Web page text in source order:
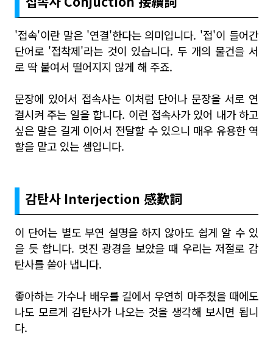
'접속'이란 말은 '연결'한다는 의미입니다. '접'이 들어간
단어로 '접착제'라는 것이 있습니다. 두 개의 물건을 서
로 딱 붙여서 떨어지지 않게 해 주죠.
문장에 있어서 접속사는 이처럼 단어나 문장을 서로 연
결시켜 주는 일을 합니다. 이런 접속사가 있어 내가 하고
싶은 말은 길게 이어서 전달할 수 있으니 매우 유용한 역
할을 맡고 있는 셈입니다.
감탄사 Interjection 感歎詞
이 단어는 별도 부연 설명을 하지 않아도 쉽게 알 수 있
을 듯 합니다. 멋진 광경을 보았을 때 우리는 저절로 감
탄사를 쏟아 냅니다.
좋아하는 가수나 배우를 길에서 우연히 마주쳤을 때에도
나도 모르게 감탄사가 나오는 것을 생각해 보시면 됩니
다.